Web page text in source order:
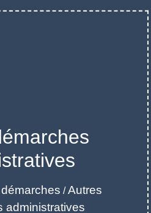
/Autres
administratives